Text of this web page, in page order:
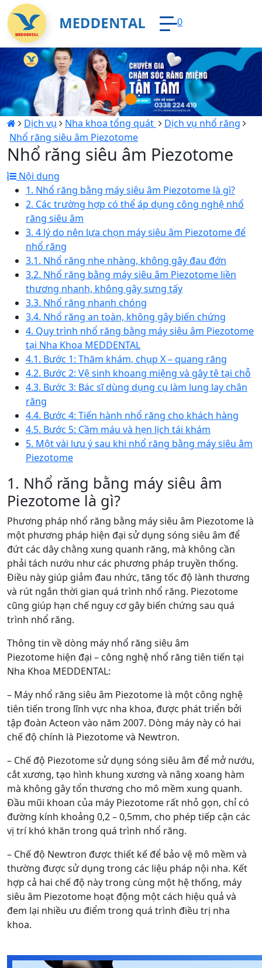
0
Loading...
Dịch vụ Nha khoa tổng quát
Dịch vụ nhổ răng
Nhổ răng siêu âm Piezotome
Nhổ răng siêu âm Piezotome
Nội dung
1. Nhổ răng bằng máy siêu âm Piezotome là gì?
2. Các trường hợp có thể áp dụng công nghệ nhổ
răng siêu âm
3. 4 lý do nên lựa chọn máy siêu âm Piezotome để
nhổ răng
3.1. Nhổ răng nhẹ nhàng, không gây đau đớn
3.2. Nhổ răng bằng máy siêu âm Piezotome liền
thương nhanh, không gây sưng tấy
3.3. Nhổ răng nhanh chóng
3.4. Nhổ răng an toàn, không gây biến chứng
4. Quy trình nhổ răng bằng máy siêu âm Piezotome
tại Nha Khoa MEDDENTAL
4.1. Bước 1: Thăm khám, chụp X – quang răng
4.2. Bước 2: Vệ sinh khoang miệng và gây tê tại chỗ
4.3. Bước 3: Bác sĩ dùng dụng cụ làm lung lay chân
răng
4.4. Bước 4: Tiến hành nhổ răng cho khách hàng
4.5. Bước 5: Cầm máu và hẹn lịch tái khám
5. Một vài lưu ý sau khi nhổ răng bằng máy siêu âm
Piezotome
1. Nhổ răng bằng máy siêu âm
Piezotome là gì?
Phương pháp nhổ răng bằng máy siêu âm Piezotome là
một phương pháp hiện đại sử dụng sóng siêu âm để
đứt các dây chằng xung quanh răng, mà không cần
phải tách nướu như các phương pháp truyền thống.
Điều này giúp giảm đau nhức, tăng tốc độ lành thương
và rút ngắn thời gian quá trình nhổ răng. Piezotome
cũng giúp hạn chế nguy cơ gây biến chứng sau quá
trình nhổ răng.
Thông tin về dòng máy nhổ răng siêu âm
Piezotome hiện đại – công nghệ nhổ răng tiên tiến tại
Nha Khoa MEDDENTAL:
– Máy nhổ răng siêu âm Piezotome là một công nghệ
tiên tiến trong lĩnh vực nha khoa, được phát triển bởi
tập đoàn Acteon vào năm 2007. Dòng máy này có hai
chế độ chính là Piezotome và Newtron.
– Chế độ Piezotome sử dụng sóng siêu âm để mở nướu,
cắt xương, tạo hình khung xương và nâng xoang hàm
mà không gây tổn thương cho mô mềm xung quanh.
Đầu mũi khoan của máy Piezotome rất nhỏ gọn, chỉ có
đường kính khoảng 0,2 – 0,5mm, cho phép tiếp cận các
vị trí khó khăn trong quá trình nhổ răng.
– Chế độ Newtron được thiết kế để bảo vệ mô mềm và
thường được sử dụng trong các liệu pháp nội nha. Kết
hợp cả hai chế độ này trong cùng một hệ thống, máy
siêu âm Piezotome hoạt động một cách hiệu quả và
đem lại nhiều ưu điểm trong quá trình điều trị nha
khoa.